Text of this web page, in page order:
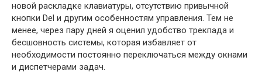
новой раскладке клавиатуры, отсутствию привычной
кнопки Del и другим особенностям управления. Тем не
менее, через пару дней я оценил удобство трекпада и
бесшовность системы, которая избавляет от
необходимости постоянно переключаться между окнами
и диспетчерами задач.